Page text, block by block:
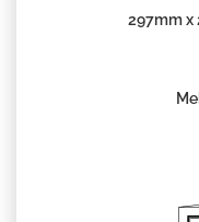
297mm x